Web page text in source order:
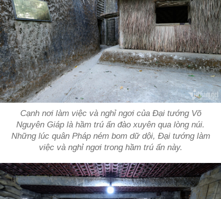
Cạnh nơi làm việc và nghỉ ngơi của Đại tướng Võ
Nguyên Giáp là hầm trú ẩn đào xuyên qua lòng núi.
Những lúc quân Pháp ném bom dữ dội, Đại tướng làm
việc và nghỉ ngơi trong hầm trú ẩn này.